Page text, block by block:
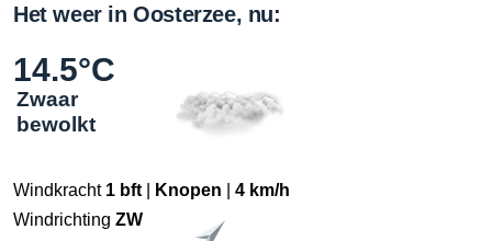
Het weer in Oosterzee, nu:
14.5°C
Zwaar
bewolkt
Windkracht 1 bft Knopen
4 km/h
Windrichting ZW